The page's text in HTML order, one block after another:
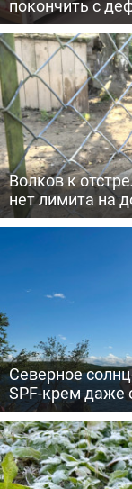
покончить с
Волков к
нет лимита на
Северное
SPF-крем даже